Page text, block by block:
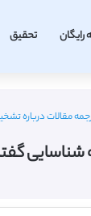
رایگان تحقیق
مقالات درباره
شناسایی